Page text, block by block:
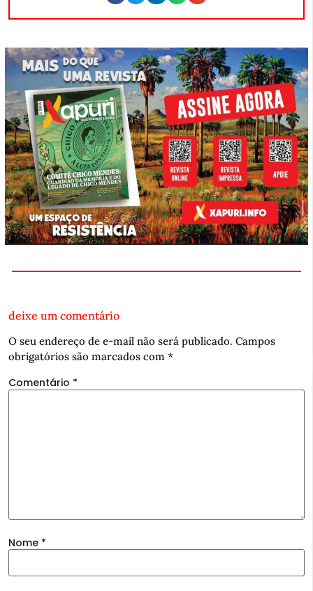
deixe um comentário
O seu endereço de e-mail não será publicado. Campos
obrigatórios são marcados com *
Comentário *
Nome *